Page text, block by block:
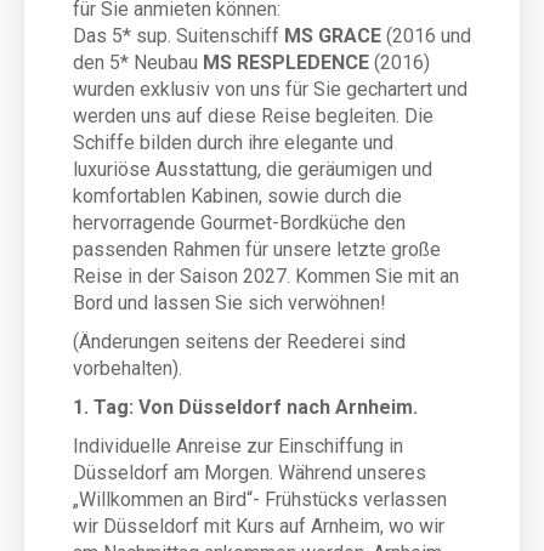
für Sie anmieten können:
Das 5* sup. Suitenschiff MS GRACE (2016 und
den 5* Neubau MS RESPLEDENCE (2016)
wurden exklusiv von uns für Sie gechartert und
werden uns auf diese Reise begleiten. Die
Schiffe bilden durch ihre elegante und
luxuriöse Ausstattung, die geräumigen und
komfortablen Kabinen, sowie durch die
hervorragende Gourmet-Bordküche den
passenden Rahmen für unsere letzte große
Reise in der Saison 2027. Kommen Sie mit an
Bord und lassen Sie sich verwöhnen!
(Änderungen seitens der Reederei sind
vorbehalten).
1. Tag: Von Düsseldorf nach Arnheim.
Individuelle Anreise zur Einschiffung in
Düsseldorf am Morgen. Während unseres
„Willkommen an Bird“- Frühstücks verlassen
wir Düsseldorf mit Kurs auf Arnheim, wo wir